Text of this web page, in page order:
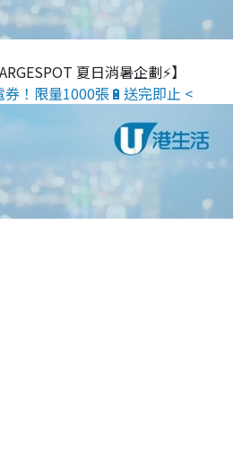
夏日消暑企劃⚡】
券！限量1000張🔋送完即止 <